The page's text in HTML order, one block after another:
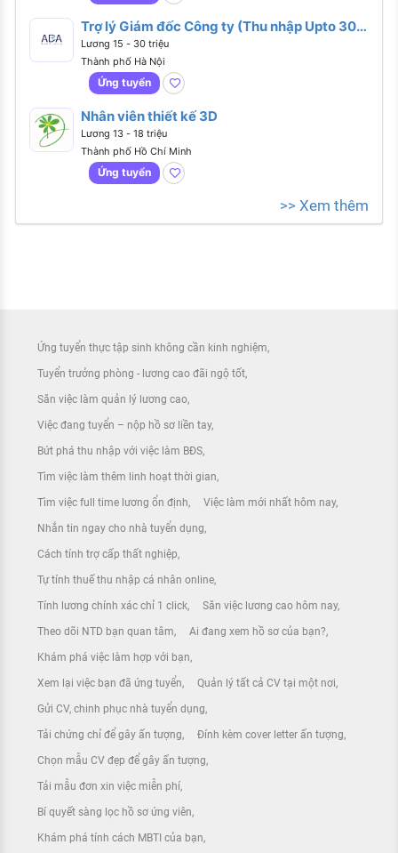
Trợ lý Giám đốc Công ty (Thu nhập Upto 30
triệu)
Lương 15 - 30 triệu
Thành phố Hà Nội
Ứng tuyển
Nhân viên thiết kế 3D
Lương 13 - 18 triệu
Thành phố Hồ Chí Minh
Ứng tuyển
>> Xem thêm
Ứng tuyển thực tập sinh không cần kinh nghiệm
Tuyển trưởng phòng - lương cao đãi ngộ tốt
Săn việc làm quản lý lương cao
Việc đang tuyển – nộp hồ sơ liền tay
Bứt phá thu nhập với việc làm BĐS
Tìm việc làm thêm linh hoạt thời gian
Tìm việc full time lương ổn định Việc làm mới nhất hôm nay
Nhắn tin ngay cho nhà tuyển dụng
Cách tính trợ cấp thất nghiệp
Tự tính thuế thu nhập cá nhân online
Tính lương chính xác chỉ 1 click Săn việc lương cao hôm nay
Theo dõi NTD bạn quan tâm Ai đang xem hồ sơ của bạn?
Khám phá việc làm hợp với bạn
Xem lại việc bạn đã ứng tuyển Quản lý tất cả CV tại một nơi
Gửi CV, chinh phục nhà tuyển dụng
Tải chứng chỉ để gây ấn tượng Đính kèm cover letter ấn tượng
Chọn mẫu CV đẹp để gây ấn tượng
Tải mẫu đơn xin việc miễn phí
Bí quyết sàng lọc hồ sơ ứng viên
Khám phá tính cách MBTI của bạn